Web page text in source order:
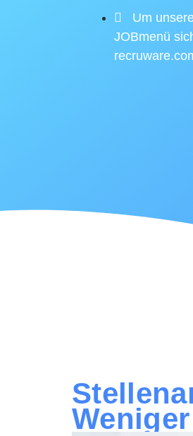
Um
JOBmenü